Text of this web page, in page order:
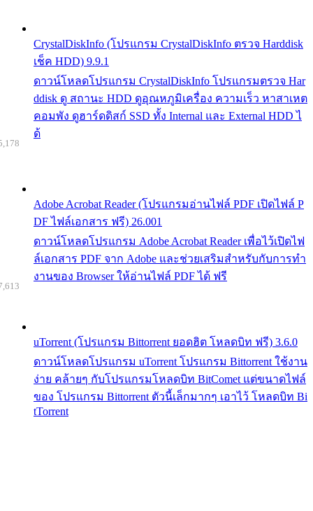
CrystalDiskInfo (โปรแกรม CrystalDiskInfo ตรวจ Harddisk
เช็ค HDD) 9.9.1
ดาวน์โหลดโปรแกรม CrystalDiskInfo โปรแกรมตรวจ Har
ddisk ดู สถานะ HDD ดูอุณหภูมิเครื่อง ความเร็ว หาสาเหต
คอมพัง ดูฮาร์ดดิสก์ SSD ทั้ง Internal และ External HDD ไ
ด้
Adobe Acrobat Reader (โปรแกรมอ่านไฟล์ PDF เปิดไฟล์ P
DF ไฟล์เอกสาร ฟรี) 26.001
ดาวน์โหลดโปรแกรม Adobe Acrobat Reader เพื่อไว้เปิดไฟ
ล์เอกสาร PDF จาก Adobe และช่วยเสริมสำหรับกับการทำ
งานของ Browser ให้อ่านไฟล์ PDF ได้ ฟรี
uTorrent (โปรแกรม Bittorrent ยอดฮิต โหลดบิท ฟรี) 3.6.0
ดาวน์โหลดโปรแกรม uTorrent โปรแกรม Bittorrent ใช้งาน
ง่าย คล้ายๆ กับโปรแกรมโหลดบิท BitComet แต่ขนาดไฟล์
ของ โปรแกรม Bittorrent ตัวนี้เล็กมากๆ เอาไว้ โหลดบิท Bi
tTorrent